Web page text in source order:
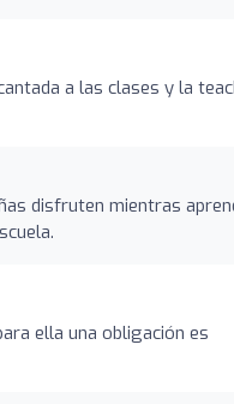
a las clases y la
disfruten mientras
ella una obligación es